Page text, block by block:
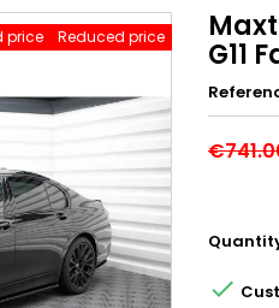
Reduced price
price G11
